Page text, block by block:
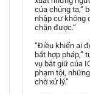
của chúng ta,”
nhập cư không
chặn được.”
“Điều khiến ai
bất hợp pháp,”
vụ bắt giữ của
phạm tội,
chờ xử lý.”